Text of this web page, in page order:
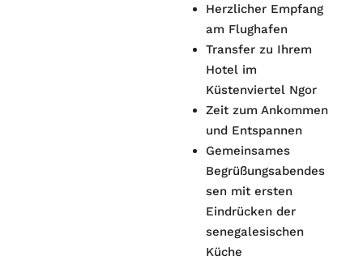
Herzlicher Empfang
am Flughafen
Transfer zu Ihrem
Hotel im
Küstenviertel Ngor
Zeit zum Ankommen
und Entspannen
Gemeinsames
Begrüßungsabendes
sen mit ersten
Eindrücken der
senegalesischen
Küche